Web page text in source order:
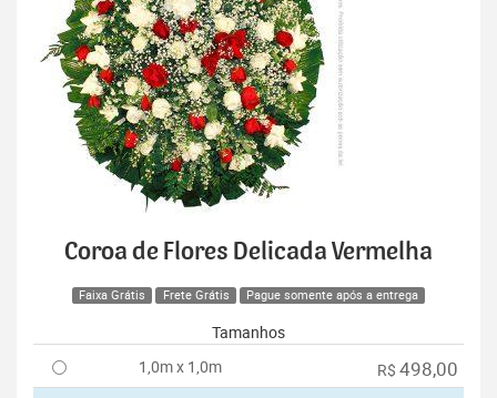
Coroa de Flores Delicada Vermelha
Faixa Grátis Frete Grátis Pague somente após a entrega
Tamanhos
1,0m x 1,0m
R$ 498,00